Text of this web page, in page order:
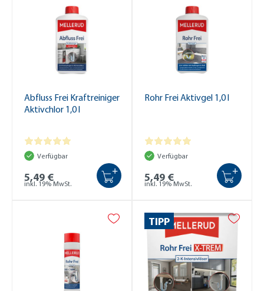
Abfluss Frei Kraftreiniger
Aktivchlor 1,0 l
Verfügbar
5,49 €
inkl. 19% MwSt.
+
Rohr Frei Aktivgel 1,0 l
Verfügbar
5,49 €
inkl. 19% MwSt.
+
TIPP